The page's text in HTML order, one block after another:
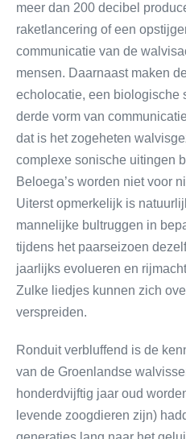
meer dan 200 decibel
raketlancering of een
communicatie van de
mensen. Daarnaast maken
echolocatie, een biologische
derde vorm van
dat is het zogeheten
complexe sonische uitingen
Beloega’s worden niet voor
Uiterst opmerkelijk is
mannelijke bultruggen in
tijdens het paarseizoen
jaarlijks evolueren en
Zulke liedjes kunnen zich
verspreiden.
Ronduit verbluffend is de
van de Groenlandse
honderdvijftig jaar oud
levende zoogdieren zijn)